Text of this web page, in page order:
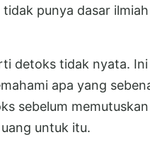
punya dasar
detoks tidak nyata.
apa yang
sebelum memutuskan
untuk itu.